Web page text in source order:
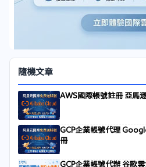
隨機文章
AWS國際帳號註冊 亞馬
GCP企業帳號代理
冊
GCP企業帳號代辦 谷歌